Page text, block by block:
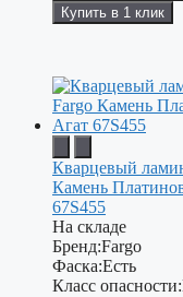
Купить в 1 клик
Кварцевый
Камень
67S455
На складе
Бренд:Fargo
Фаска:Есть
Класс опасности: